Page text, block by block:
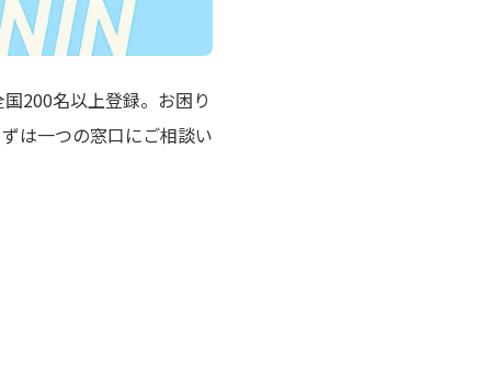
200名以上登録。お困り
は一つの窓口にご相談い